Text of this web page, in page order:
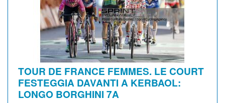
TOUR DE FRANCE FEMMES. LE COURT
FESTEGGIA DAVANTI A KERBAOL:
LONGO BORGHINI 7A